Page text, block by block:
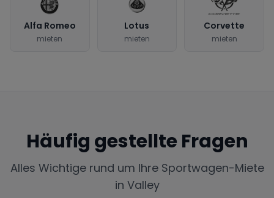
Alfa Romeo
mieten
Lotus
mieten
Corvette
mieten
Häufig gestellte Fragen
Alles Wichtige rund um Ihre Sportwagen-Miete
in Valley